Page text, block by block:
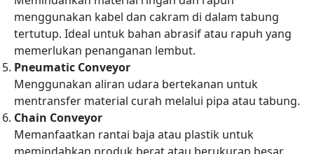
menggunakan kabel dan cakram di dalam tabung
tertutup. Ideal untuk bahan abrasif atau rapuh yang
memerlukan penanganan lembut.
Pneumatic Conveyor
Menggunakan aliran udara bertekanan untuk
mentransfer material curah melalui pipa atau tabung.
Chain Conveyor
Memanfaatkan rantai baja atau plastik untuk